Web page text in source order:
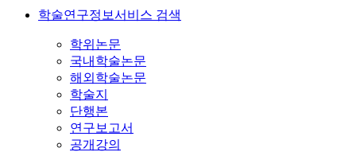
학술연구정보서비스 검색
학위논문
국내학술논문
해외학술논문
학술지
단행본
연구보고서
공개강의